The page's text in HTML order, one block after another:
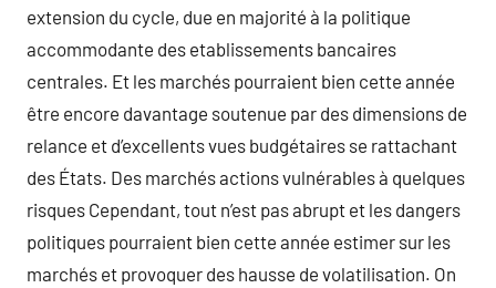
extension du cycle, due en majorité à la politique
accommodante des etablissements bancaires
centrales. Et les marchés pourraient bien cette année
être encore davantage soutenue par des dimensions de
relance et d’excellents vues budgétaires se rattachant
des États. Des marchés actions vulnérables à quelques
risques Cependant, tout n’est pas abrupt et les dangers
politiques pourraient bien cette année estimer sur les
marchés et provoquer des hausse de volatilisation. On